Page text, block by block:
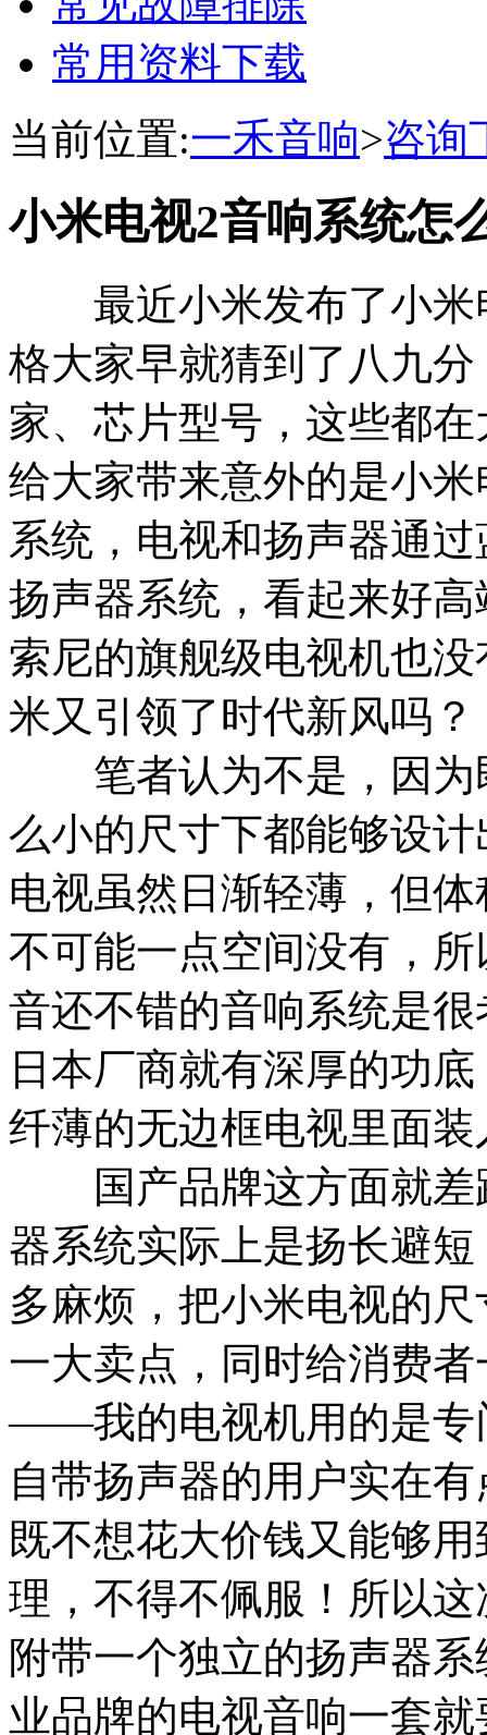
常用资料下载
当前位置:一禾音响>咨询
小米电视2音响系统怎
最近小米发布了小米
格大家早就猜到了八九
家、芯片型号，这些都
给大家带来意外的是小
系统，电视和扬声器通
扬声器系统，看起来好
索尼的旗舰级电视机也
米又引领了时代新风吗？
笔者认为不是，因为
么小的尺寸下都能够设
电视虽然日渐轻薄，但
不可能一点空间没有，
音还不错的音响系统是
日本厂商就有深厚的功
纤薄的无边框电视里面
国产品牌这方面就差
器系统实际上是扬长避
多麻烦，把小米电视的
一大卖点，同时给消费
——我的电视机用的是专
自带扬声器的用户实在
既不想花大价钱又能够
理，不得不佩服！所以
附带一个独立的扬声器
业品牌的电视音响一套